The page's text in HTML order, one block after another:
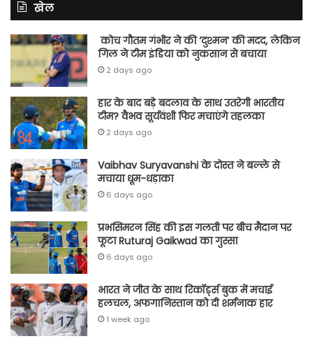
खेल
कोच गौतम गंभीर ने की ‘दुश्मन’ की मदद, लेकिन
गिल ने टीम इंडिया को नुकसान से बचाया
2 days ago
हार के बाद बड़े बदलाव के साथ उतरेगी भारतीय
टीम? वैभव सूर्यवंशी फिर मचाएंगे तहलका
2 days ago
Vaibhav Suryavanshi के दोस्त ने बल्ले से
मचाया धूम-धड़ाका
6 days ago
प्रभसिमरन सिंह की इस गलती पर बीच मैदान पर
फूटा Ruturaj Gaikwad का गुस्सा
6 days ago
भारत ने जीत के साथ रिकॉर्ड्स बुक में मचाई
हलचल, अफगानिस्तान को दी शर्मनाक हार
1 week ago